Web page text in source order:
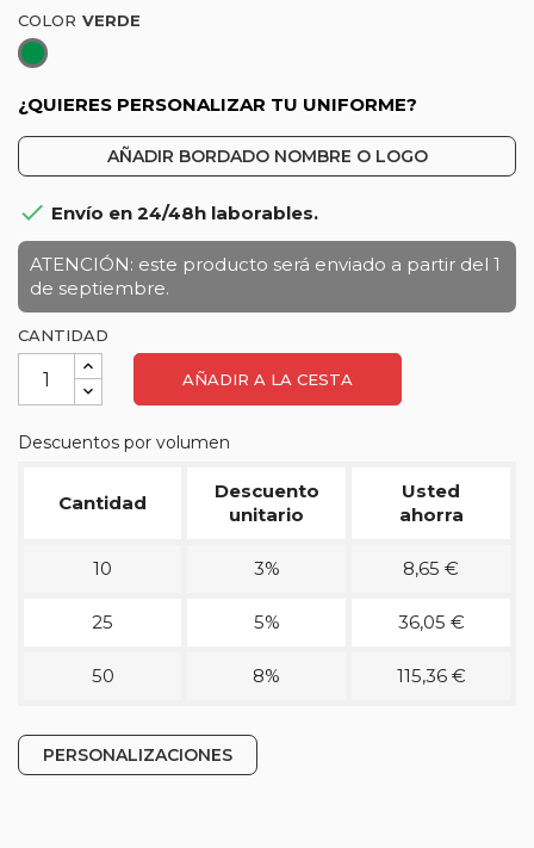
COLOR
Verde
¿QUIERES PERSONALIZAR TU UNIFORME?
AÑADIR BORDADO NOMBRE O LOGO
 Envío en 24/48h laborables.
ATENCIÓN: este producto será enviado a partir del 1
de septiembre.
CANTIDAD
AÑADIR A LA CESTA
Descuentos por volumen
Cantidad
Descuento
unitario
Usted
ahorra
10 3% 8,65 €
25 5% 36,05 €
50 8% 115,36 €
PERSONALIZACIONES